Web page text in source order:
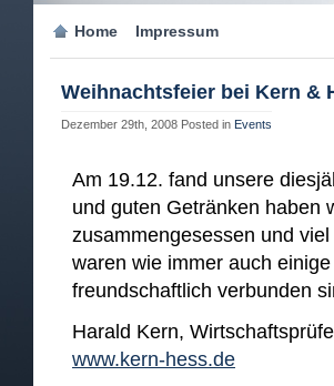
Home Impressum
Weihnachtsfeier bei Kern &
Dezember 29th, 2008 Posted in Events
Am 19.12. fand unsere
und guten Getränken haben
zusammengesessen und
waren wie immer auch
freundschaftlich verbunden
Harald Kern,
www.kern-hess.de